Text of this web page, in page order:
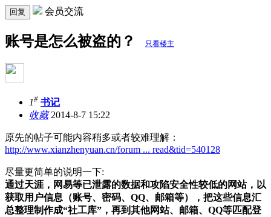
回复 会员交流
账号是怎么被盗的？ 只看楼主
1# 书记
收藏2014-8-7 15:22
原先的帖子可能内容稍多或者较难理解：
http://www.xianzhenyuan.cn/forum ... read&tid=540128
尽量更简单的说明一下:
通过天涯，网易等已泄露的数据和攻陷安全性较低的网站，以
获取用户信息（账号、密码、QQ、邮箱等），把这些信息汇
总整理制作成“社工库”，再到其他网站、邮箱、QQ等匹配登